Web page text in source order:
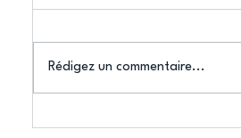
Rédigez un commentaire...